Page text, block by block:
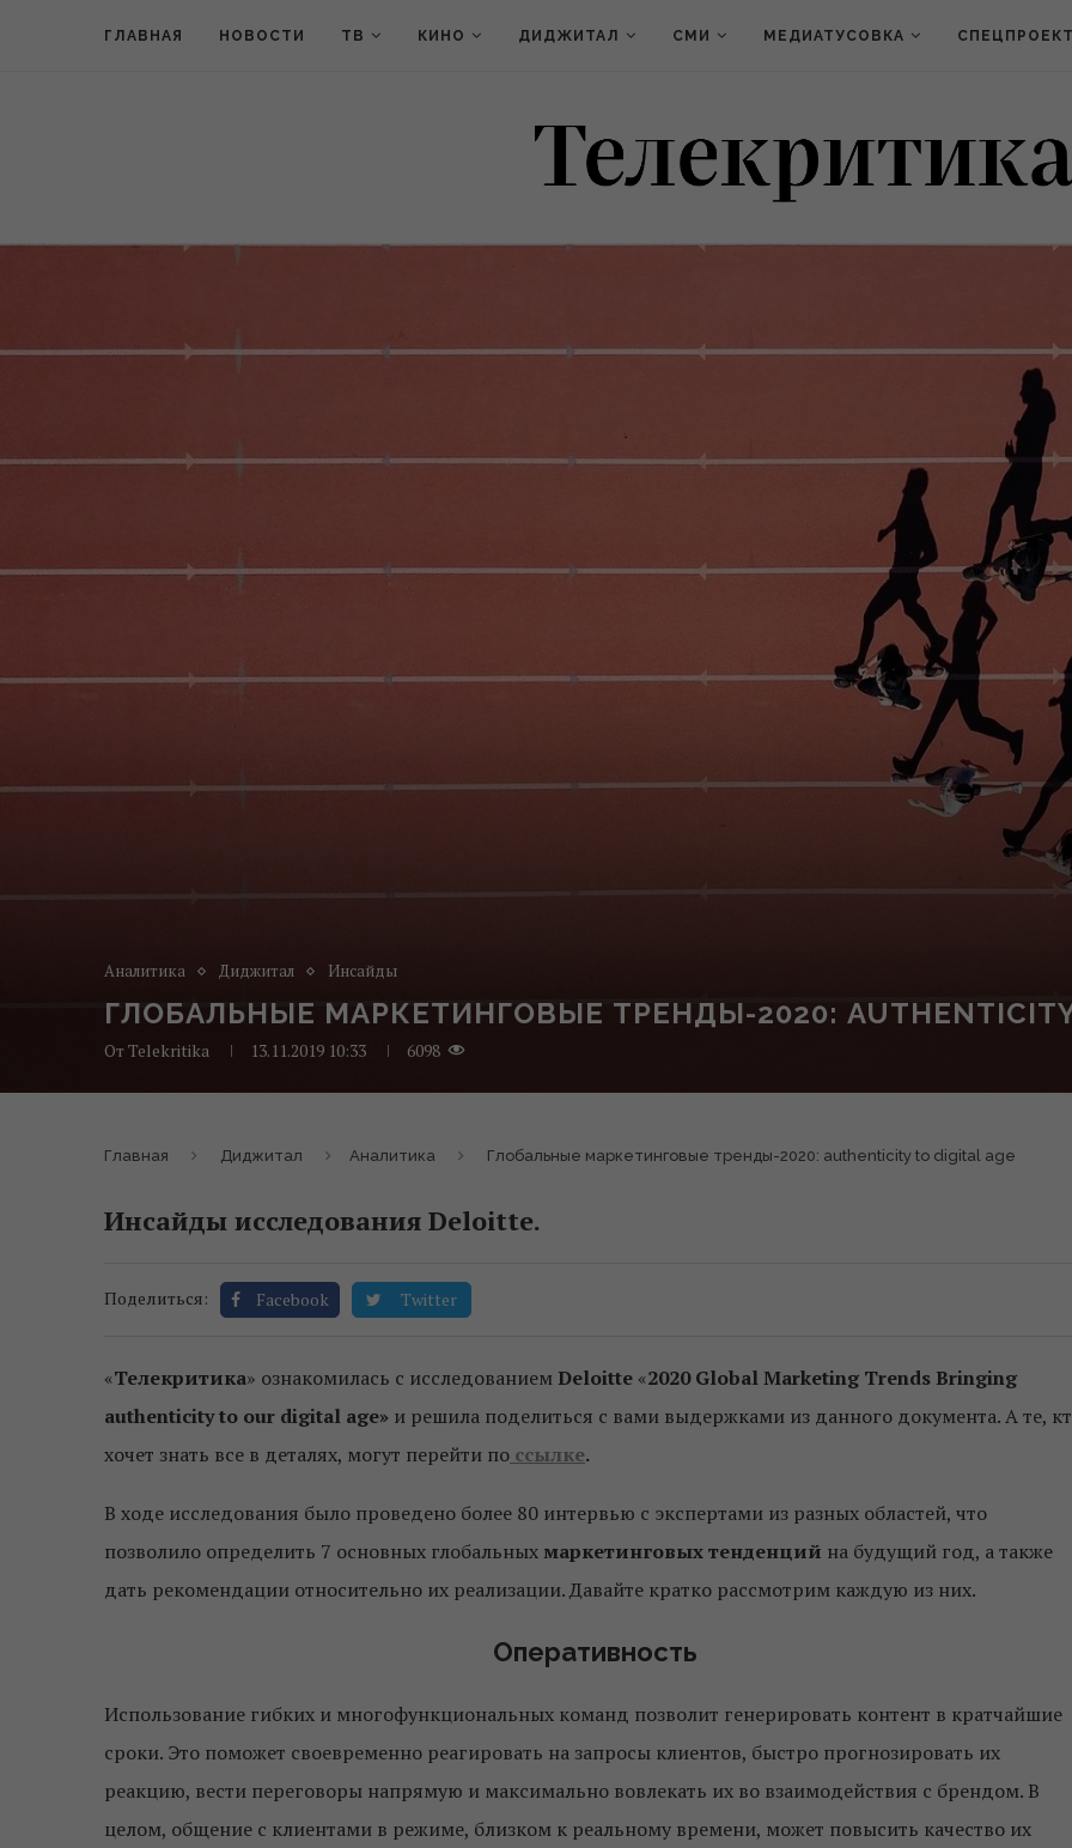
ГЛАВНАЯ НОВОСТИ ТВ КИНО ДИДЖИТАЛ СМИ МЕДИАТУСОВКА
Аналитика Диджитал Инсайды
ГЛОБАЛЬНЫЕ МАРКЕТИНГОВЫЕ ТРЕНДЫ-2020: AUTHENTICITY
От Telekritika 13.11.2019 10:33 6098
Главная Диджитал Аналитика Глобальные маркетинговые тренды-2020: authenticity to digital age
Инсайды исследования Deloitte.
Поделиться: Facebook Twitter
«Телекритика» ознакомилась с исследованием Deloitte «2020 Global Marketing Trends Bringing
authenticity to our digital age» и решила поделиться с вами выдержками из данного документа. А те,
хочет знать все в деталях, могут перейти по ссылке.
В ходе исследования было проведено более 80 интервью с экспертами из разных областей, что
позволило определить 7 основных глобальных маркетинговых тенденций на будущий год, а также
дать рекомендации относительно их реализации. Давайте кратко рассмотрим каждую из них.
Оперативность
Использование гибких и многофункциональных команд позволит генерировать контент в кратчайшие
сроки. Это поможет своевременно реагировать на запросы клиентов, быстро прогнозировать их
реакцию, вести переговоры напрямую и максимально вовлекать их во взаимодействия с брендом. В
целом, общение с клиентами в режиме, близком к реальному времени, может повысить качество их